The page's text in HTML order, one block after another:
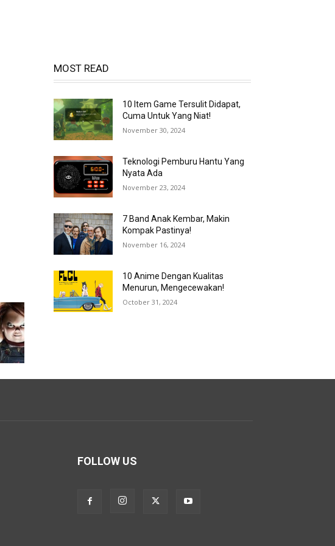
MOST READ
10 Item Game Tersulit Didapat,
Cuma Untuk Yang Niat!
November 30, 2024
Teknologi Pemburu Hantu Yang
Nyata Ada
November 23, 2024
7 Band Anak Kembar, Makin
Kompak Pastinya!
November 16, 2024
10 Anime Dengan Kualitas
Menurun, Mengecewakan!
October 31, 2024
FOLLOW US